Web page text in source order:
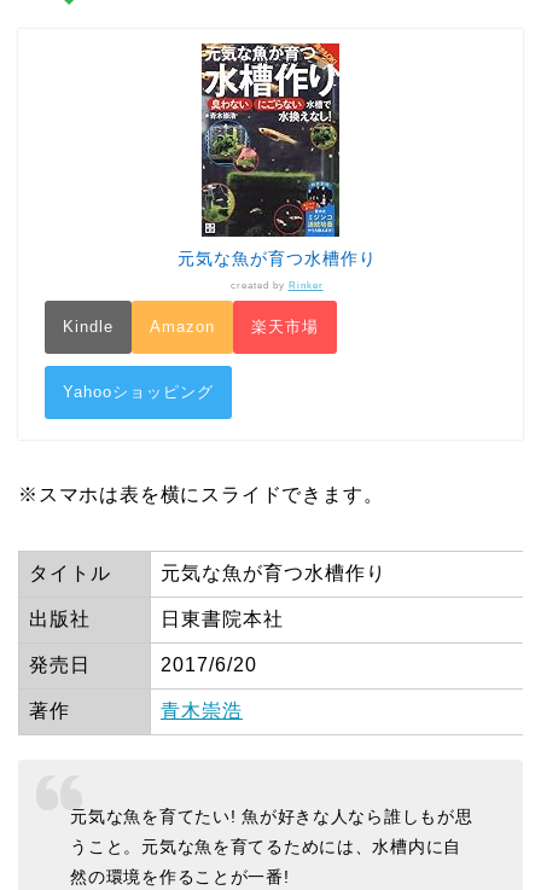
元気な魚が育つ水槽作り
created by Rinker
Kindle Amazon 楽天市場
Yahooショッピング
※スマホは表を横にスライドできます。
タイトル 元気な魚が育つ水槽作り
出版社 日東書院本社
発売日 2017/6/20
著作 青木崇浩
元気な魚を育てたい! 魚が好きな人なら誰しもが思
うこと。元気な魚を育てるためには、水槽内に自
然の環境を作ることが一番!